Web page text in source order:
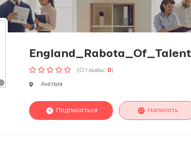
England_Rabota_Of_Talent
(Отзывы: 0)
Англия
Подписаться Написать